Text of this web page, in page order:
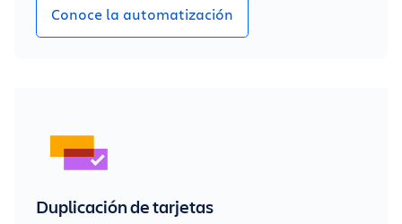
Conoce la automatización
Duplicación de tarjetas